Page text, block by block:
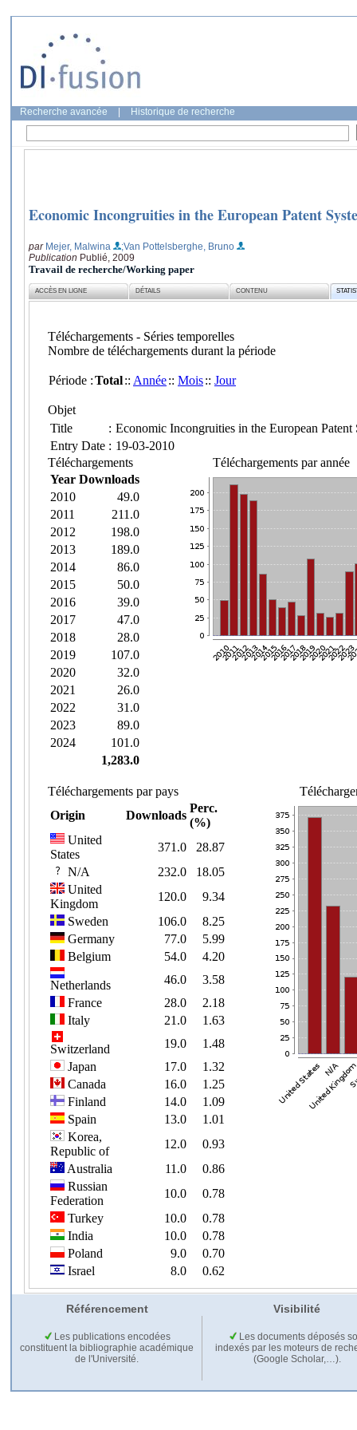
Recherche avancée Historique de recherche
Economic Incongruities in the European Patent
par Mejer, Malwina
;Van Pottelsberghe, Bruno
Publication Publié, 2009
Travail de recherche/Working paper
ACCÈS EN LIGNE DÉTAILS CONTENU
Référencement Visibilité
Les publications encodées
constituent la bibliographie académique
de l'Université.
Les documents déposés
indexés par les moteurs de
(Google Scholar,…).